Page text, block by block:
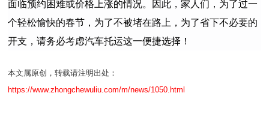
面临预约困难或价格上涨的情况。因此，家人们，为了过一
个轻松愉快的春节，为了不被堵在路上，为了省下不必要的
开支，请务必考虑汽车托运这一便捷选择！
本文属原创，转载请注明出处：
https://www.zhongchewuliu.com/m/news/1050.html